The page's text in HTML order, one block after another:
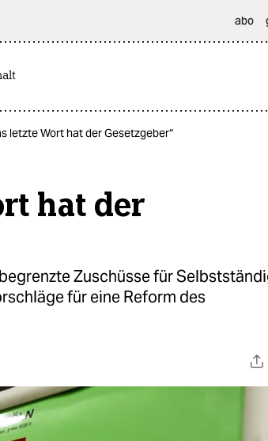
abo
letzte Wort hat der Gesetzgeber“
hat der
Zuschüsse für
für eine Reform des